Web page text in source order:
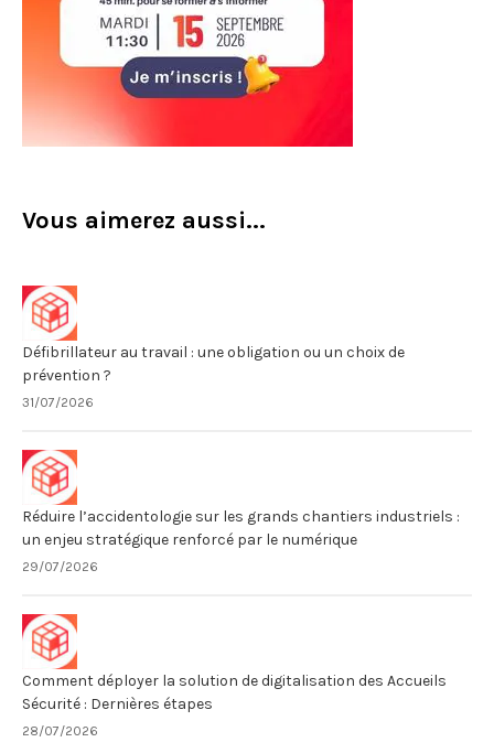
Vous aimerez aussi...
Défibrillateur au travail : une obligation ou un choix de
prévention ?
31/07/2026
Réduire l’accidentologie sur les grands chantiers industriels :
un enjeu stratégique renforcé par le numérique
29/07/2026
Comment déployer la solution de digitalisation des Accueils
Sécurité : Dernières étapes
28/07/2026